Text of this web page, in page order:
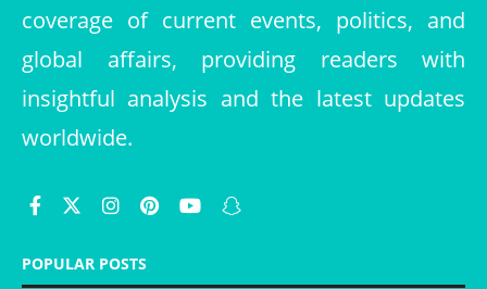
coverage of current events, politics, and
global affairs, providing readers with
insightful analysis and the latest updates
worldwide.
POPULAR POSTS